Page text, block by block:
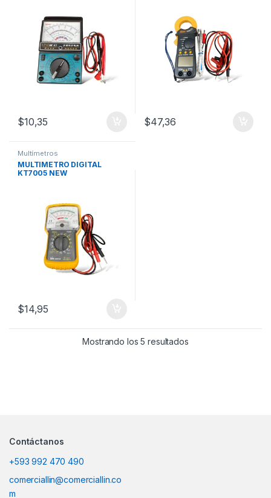
$10,35 $47,36
Multímetros
MULTIMETRO DIGITAL
KT7005 NEW
$14,95
Mostrando los 5 resultados
Contáctanos
+593 992 470 490
comerciallin@comerciallin.co
m